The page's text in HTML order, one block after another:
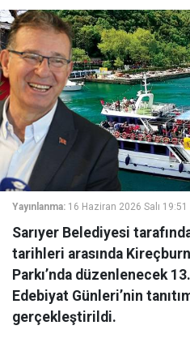
Yayınlanma: 16 Haziran 2026 Salı 19:51
Sarıyer Belediyesi
tarihleri arasında
Parkı’nda düzenlenecek
Edebiyat Günleri’nin
gerçekleştirildi.